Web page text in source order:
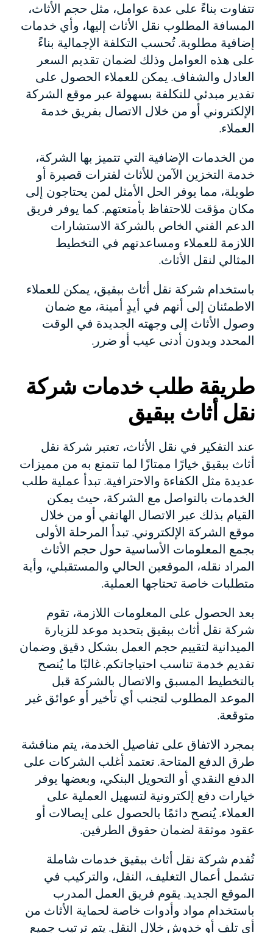
تتفاوت بناءً على عدة عوامل، مثل حجم الأثاث،
المسافة المطلوب نقل الأثاث إليها، وأي خدمات
إضافية مطلوبة. تُحسب التكلفة الإجمالية بناءً
على هذه العوامل وذلك لضمان تقديم السعر
العادل والشفاف. يمكن للعملاء الحصول على
تقدير مبدئي للتكلفة بسهولة عبر موقع الشركة
الإلكتروني أو من خلال الاتصال بفريق خدمة
العملاء.
من الخدمات الإضافية التي تتميز بها الشركة،
خدمة التخزين الآمن للأثاث لفترات قصيرة أو
طويلة، مما يوفر الحل الأمثل لمن يحتاجون إلى
مكان مؤقت للاحتفاظ بأمتعتهم. كما يوفر فريق
الدعم الفني الخاص بالشركة الاستشارات
اللازمة للعملاء ومساعدتهم في التخطيط
المثالي لنقل الأثاث.
باستخدام شركة نقل أثاث ببقيق، يمكن للعملاء
الاطمئنان إلى أنهم في أيدٍ أمينة، مع ضمان
وصول الأثاث إلى وجهته الجديدة في الوقت
المحدد وبدون أدنى عيب أو ضرر.
طريقة طلب خدمات شركة
نقل أثاث ببقيق
عند التفكير في نقل الأثاث، تعتبر شركة نقل
أثاث ببقيق خيارًا ممتازًا لما تتمتع به من مميزات
عديدة مثل الكفاءة والاحترافية. تبدأ عملية طلب
الخدمات بالتواصل مع الشركة، حيث يمكن
القيام بذلك عبر الاتصال الهاتفي أو من خلال
موقع الشركة الإلكتروني. تبدأ المرحلة الأولى
بجمع المعلومات الأساسية حول حجم الأثاث
المراد نقله، الموقعين الحالي والمستقبلي، وأية
متطلبات خاصة تحتاجها العملية.
بعد الحصول على المعلومات اللازمة، تقوم
شركة نقل أثاث ببقيق بتحديد موعد للزيارة
الميدانية لتقييم حجم العمل بشكل دقيق وضمان
تقديم خدمة تناسب احتياجاتكم. غالبًا ما يُنصح
بالتخطيط المسبق والاتصال بالشركة قبل
الموعد المطلوب لتجنب أي تأخير أو عوائق غير
متوقعة.
بمجرد الاتفاق على تفاصيل الخدمة، يتم مناقشة
طرق الدفع المتاحة. تعتمد أغلب الشركات على
الدفع النقدي أو التحويل البنكي، وبعضها يوفر
خيارات دفع إلكترونية لتسهيل العملية على
العملاء. يُنصح دائمًا بالحصول على إيصالات أو
عقود موثقة لضمان حقوق الطرفين.
تُقدم شركة نقل أثاث ببقيق خدمات شاملة
تشمل أعمال التغليف، النقل، والتركيب في
الموقع الجديد. يقوم فريق العمل المدرب
باستخدام مواد وأدوات خاصة لحماية الأثاث من
أي تلف أو خدوش خلال النقل. يتم ترتيب جميع